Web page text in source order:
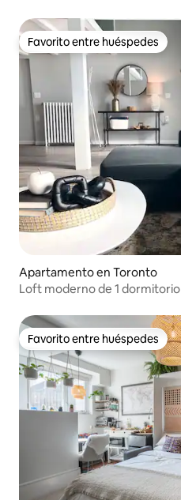
Favorito entre huéspedes
Favorito entre huéspedes
Apartamento en Toronto
Loft moderno de 1 dormitorio
Favorito entre huéspedes
Favorito entre huéspedes